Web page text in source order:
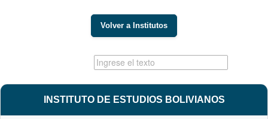
Volver a Institutos
INSTITUTO DE ESTUDIOS BOLIVIANOS